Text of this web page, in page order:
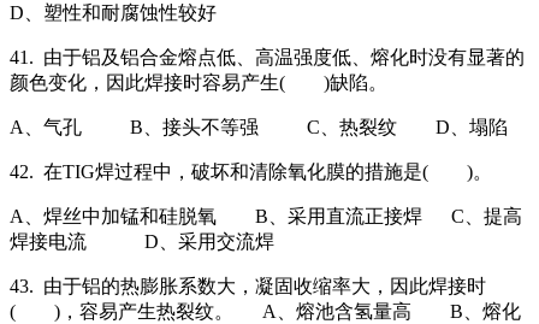
D、塑性和耐腐蚀性较好
41. 由于铝及铝合金熔点低、高温强度低、熔化时没有显著的
颜色变化，因此焊接时容易产生( )缺陷。
A、气孔 B、接头不等强 C、热裂纹 D、塌陷
42. 在TIG焊过程中，破坏和清除氧化膜的措施是( )。
A、焊丝中加锰和硅脱氧 B、采用直流正接焊 C、提高
焊接电流 D、采用交流焊
43. 由于铝的热膨胀系数大，凝固收缩率大，因此焊接时
( )，容易产生热裂纹。 A、熔池含氢量高 B、熔化